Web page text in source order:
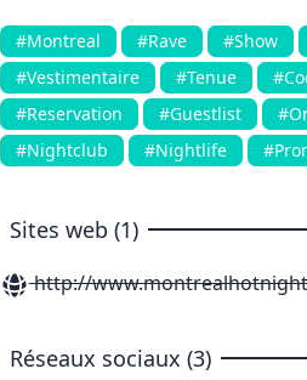
#Montreal #Rave #Show
#Vestimentaire
#Tenue
#Reservation
#Guestlist
#Nightclub
#Nightlife
Sites web (1)
http://
Réseaux sociaux (3)